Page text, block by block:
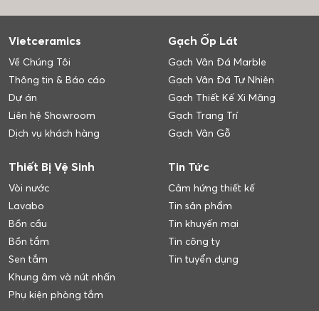
Vietceramics
Về Chúng Tôi
Thông tin & Báo cáo
Dự án
Liên hệ Showroom
Dịch vụ khách hàng
Gạch Ốp Lát
Gạch Vân Đá Marble
Gạch Vân Đá Tự Nhiên
Gạch Thiết Kế Xi Măng
Gạch Trang Trí
Gạch Vân Gỗ
Thiết Bị Vệ Sinh
Vòi nước
Lavabo
Bồn cầu
Bồn tắm
Sen tắm
Khung âm và nút nhấn
Phụ kiện phòng tắm
Tin Tức
Cảm hứng thiết kế
Tin sản phẩm
Tin khuyến mại
Tin công ty
Tin tuyển dụng